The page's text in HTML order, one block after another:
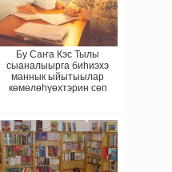
Бу Саҥа Кэс Тылы
сыаналыырга биһиэхэ
маннык ыйытыылар
көмөлөһүөхтэрин сөп